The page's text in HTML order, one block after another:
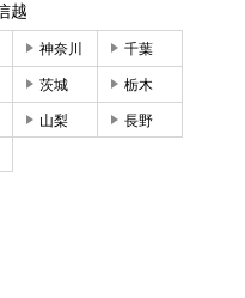
越
神奈川 千葉
茨城 栃木
山梨 長野